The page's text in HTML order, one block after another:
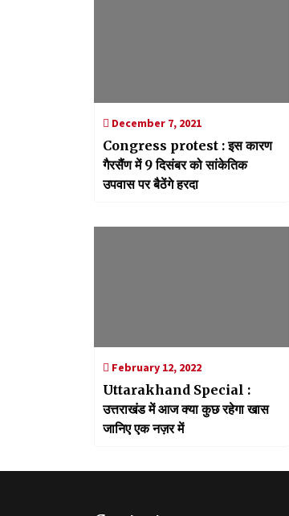
December 7, 2021
Congress protest : इस कारण
गैरसैंण में 9 दिसंबर को सांकेतिक
उपवास पर बैठेंगे हरदा
February 12, 2022
Uttarakhand Special :
उत्तराखंड में आज क्या कुछ रहेगा खास
जानिए एक नज़र में